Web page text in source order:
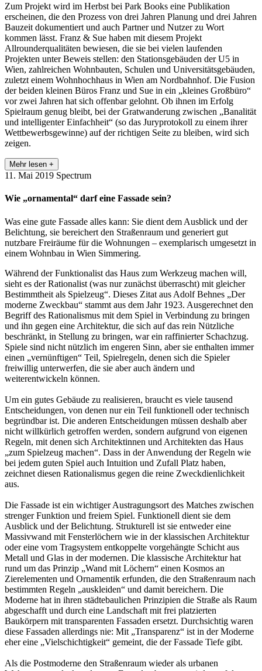
Zum Projekt wird im Herbst bei Park Books eine Publikation
erscheinen, die den Prozess von drei Jahren Planung und drei Jahren
Bauzeit dokumentiert und auch Partner und Nutzer zu Wort
kommen lässt. Franz & Sue haben mit diesem Projekt
Allrounderqualitäten bewiesen, die sie bei vielen laufenden
Projekten unter Beweis stellen: den Stationsgebäuden der U5 in
Wien, zahlreichen Wohnbauten, Schulen und Universitätsgebäuden,
zuletzt einem Wohnhochhaus in Wien am Nordbahnhof. Die Fusion
der beiden kleinen Büros Franz und Sue in ein „kleines Großbüro“
vor zwei Jahren hat sich offenbar gelohnt. Ob ihnen im Erfolg
Spielraum genug bleibt, bei der Gratwanderung zwischen „Banalität
und intelligenter Einfachheit“ (so das Juryprotokoll zu einem ihrer
Wettbewerbsgewinne) auf der richtigen Seite zu bleiben, wird sich
zeigen.
Mehr lesen +
11. Mai 2019 Spectrum
Wie „ornamental“ darf eine Fassade sein?
Was eine gute Fassade alles kann: Sie dient dem Ausblick und der
Belichtung, sie bereichert den Straßenraum und generiert gut
nutzbare Freiräume für die Wohnungen – exemplarisch umgesetzt in
einem Wohnbau in Wien Simmering.
Während der Funktionalist das Haus zum Werkzeug machen will,
sieht es der Rationalist (was nur zunächst überrascht) mit gleicher
Bestimmtheit als Spielzeug“. Dieses Zitat aus Adolf Behnes „Der
moderne Zweckbau“ stammt aus dem Jahr 1923. Ausgerechnet den
Begriff des Rationalismus mit dem Spiel in Verbindung zu bringen
und ihn gegen eine Architektur, die sich auf das rein Nützliche
beschränkt, in Stellung zu bringen, war ein raffinierter Schachzug.
Spiele sind nicht nützlich im engeren Sinn, aber sie enthalten immer
einen „vernünftigen“ Teil, Spielregeln, denen sich die Spieler
freiwillig unterwerfen, die sie aber auch ändern und
weiterentwickeln können.
Um ein gutes Gebäude zu realisieren, braucht es viele tausend
Entscheidungen, von denen nur ein Teil funktionell oder technisch
begründbar ist. Die anderen Entscheidungen müssen deshalb aber
nicht willkürlich getroffen werden, sondern aufgrund von eigenen
Regeln, mit denen sich Architektinnen und Architekten das Haus
„zum Spielzeug machen“. Dass in der Anwendung der Regeln wie
bei jedem guten Spiel auch Intuition und Zufall Platz haben,
zeichnet diesen Rationalismus gegen die reine Zweckdienlichkeit
aus.
Die Fassade ist ein wichtiger Austragungsort des Matches zwischen
strenger Funktion und freiem Spiel. Funktionell dient sie dem
Ausblick und der Belichtung. Strukturell ist sie entweder eine
Massivwand mit Fensterlöchern wie in der klassischen Architektur
oder eine vom Tragsystem entkoppelte vorgehängte Schicht aus
Metall und Glas in der modernen. Die klassische Architektur hat
rund um das Prinzip „Wand mit Löchern“ einen Kosmos an
Zierelementen und Ornamentik erfunden, die den Straßenraum nach
bestimmten Regeln „auskleiden“ und damit bereichern. Die
Moderne hat in ihren städtebaulichen Prinzipien die Straße als Raum
abgeschafft und durch eine Landschaft mit frei platzierten
Baukörpern mit transparenten Fassaden ersetzt. Durchsichtig waren
diese Fassaden allerdings nie: Mit „Transparenz“ ist in der Moderne
eher eine „Vielschichtigkeit“ gemeint, die der Fassade Tiefe gibt.
Als die Postmoderne den Straßenraum wieder als urbanen